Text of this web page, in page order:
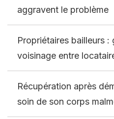
aggravent le problème
Propriétaires bailleurs
voisinage entre
Récupération après
soin de son corps